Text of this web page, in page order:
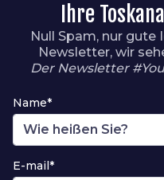
Ihre
Null Spam, nur gute
Newsletter, wir
Der Newsletter
Name*
E-mail*